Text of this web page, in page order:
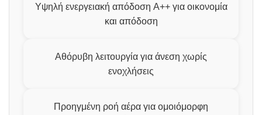
Υψηλή ενεργειακή απόδοση A++ για οικονομία
και απόδοση
Αθόρυβη λειτουργία για άνεση χωρίς
ενοχλήσεις
Προηγμένη ροή αέρα για ομοιόμορφη